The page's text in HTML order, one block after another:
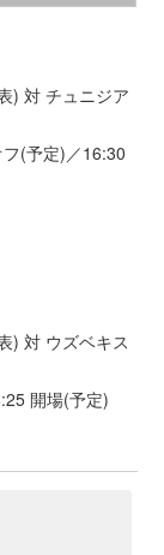
) 対 チュニジア
(予定)／16:30
) 対 ウズベキス
開場(予定)